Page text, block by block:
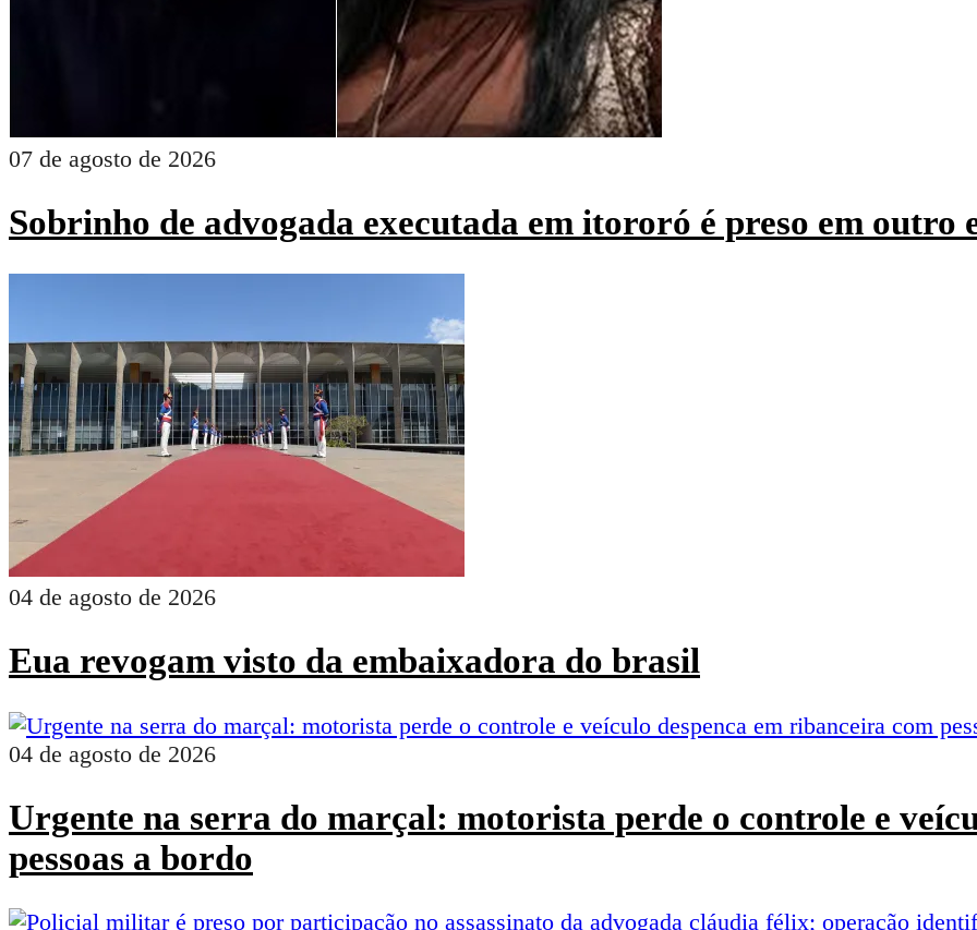
07 de agosto de 2026
Sobrinho de advogada executada em itororó é preso em outro
04 de agosto de 2026
Eua revogam visto da embaixadora do brasil
04 de agosto de 2026
Urgente na serra do marçal: motorista perde o controle e
pessoas a bordo